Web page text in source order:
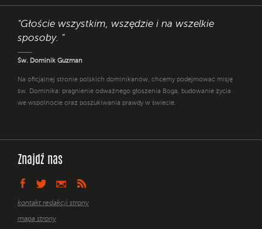
"Głoście wszystkim, wszędzie i na wszelkie
sposoby. "
Św. Dominik Guzman
Na oficjalnej stronie polskich dominikanów, chcemy podejmować misję
św. Dominika: pragnienie odważnego głoszenia Boga, budowanie życia
we wspólnocie oraz poszukiwania prawdy w świecie.
Znajdź nas
kontakt redakcji strony
mapa strony